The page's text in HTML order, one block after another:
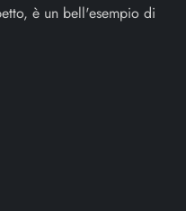
è un bell'esempio di